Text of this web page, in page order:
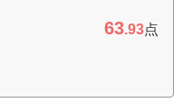
63.93点